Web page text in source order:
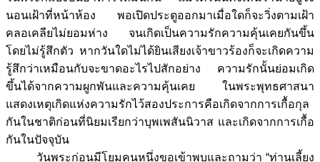
นอนเฝ้าที่หน้าห้อง พอเปิดประตูออกมาเมื่อใดก็จะวิ่งตามเฝ้า
คลอเคลียไม่ยอมห่าง จนเกิดเป็นความรักความคุ้นเคยกันขึ้น
โดยไม่รู้สึกตัว หากวันใดไม่ได้ยินเสียงเจ้าขาวร้องก็จะเกิดความ
รู้สึกว่าเหมือนกับจะขาดอะไรไปสักอย่าง ความรักนั้นย่อมเกิด
ขึ้นได้จากความผูกพันและความคุ้นเคย ในพระพุทธศาสนา
แสดงเหตุเกิดแห่งความรักไว้สองประการคือเกิดจากการเกื้อกุล
กันในชาติก่อนที่นิยมเรียกว่าบุพเพสันนิวาส และเกิดจากการเกื้อ
กันในปัจจุบัน
วันพระก่อนมีโยมคนหนึ่งขอเข้าพบและถามว่า “ท่านเลี้ยง